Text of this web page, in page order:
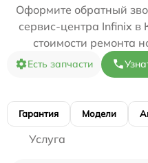
Оформите обратный
сервис-центра Infinix в
стоимости ремонта
Есть запчасти
Гарантия Модели
Услуга